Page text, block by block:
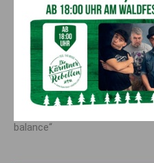
Vorheriger Artikel
balance“